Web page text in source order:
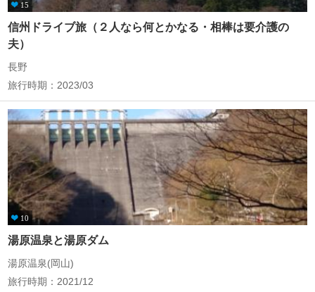
15
信州ドライブ旅（２人なら何とかなる・相棒は要介護の
夫）
長野
旅行時期：2023/03
10
湯原温泉と湯原ダム
湯原温泉(岡山)
旅行時期：2021/12